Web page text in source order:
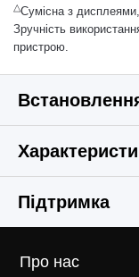
△Сумісна з
Зручність
пристрою.
Камера
1/3-дюймовий
Підтримка
Про нас